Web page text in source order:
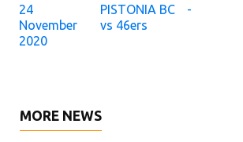
24
November
2020
PISTONIA BC
vs 46ers
-
MORE NEWS